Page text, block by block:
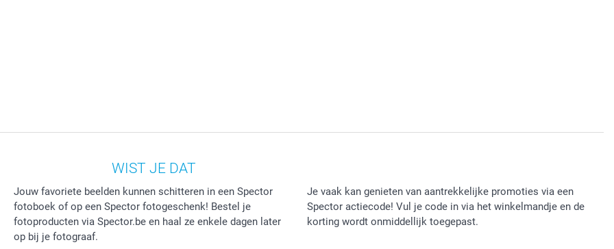
WIST JE DAT
Jouw favoriete beelden kunnen schitteren in een Spector
fotoboek of op een Spector fotogeschenk! Bestel je
fotoproducten via Spector.be en haal ze enkele dagen later
op bij je fotograaf.
Je vaak kan genieten van aantrekkelijke promoties via een
Spector actiecode! Vul je code in via het winkelmandje en de
korting wordt onmiddellijk toegepast.